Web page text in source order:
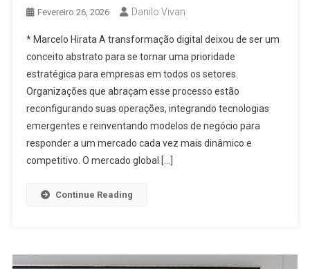
Fevereiro 26, 2026 Danilo Vivan
* Marcelo Hirata A transformação digital deixou de ser um
conceito abstrato para se tornar uma prioridade
estratégica para empresas em todos os setores.
Organizações que abraçam esse processo estão
reconfigurando suas operações, integrando tecnologias
emergentes e reinventando modelos de negócio para
responder a um mercado cada vez mais dinâmico e
competitivo. O mercado global […]
Continue Reading